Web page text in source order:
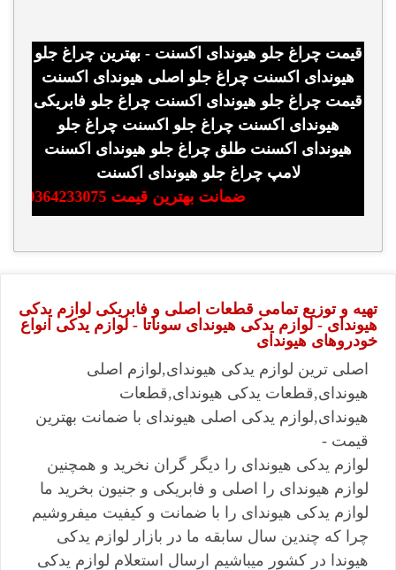
قیمت چراغ جلو هیوندای اکسنت - بهترین چراغ جلو
هیوندای اکسنت چراغ جلو اصلی هیوندای اکسنت
قیمت چراغ جلو هیوندای اکسنت چراغ جلو فابریکی
هیوندای اکسنت چراغ جلو اکسنت چراغ جلو
هیوندای اکسنت طلق چراغ جلو هیوندای اکسنت
لامپ چراغ جلو هیوندای اکسنت
ضمانت بهترین قیمت 09364233075
تهیه و توزیع تمامی قطعات اصلی و فابریکی لوازم یدکی
هیوندای - لوازم یدکی هیوندای سوناتا - لوازم یدکی انواع
خودروهای هیوندای
اصلی ترین لوازم یدکی هیوندای,لوازم اصلی
هیوندای,قطعات یدکی هیوندای,قطعات
هیوندای,لوازم یدکی اصلی هیوندای با ضمانت بهترین
قیمت -
لوازم یدکی هیوندای را دیگر گران نخرید و همچنین
لوازم هیوندای را اصلی و فابریکی و جنیون بخرید ما
لوازم یدکی هیوندای را با ضمانت و کیفیت میفروشیم
چرا که چندین سال سابقه ما در بازار لوازم یدکی
هیوندا در کشور میباشیم ارسال استعلام لوازم یدکی